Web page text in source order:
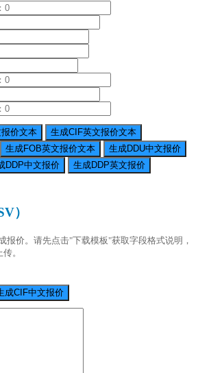
价文本
生成CIF英文报价文本
生成FOB英文报价文本
生成DDU中文报价
DDP中文报价
生成DDP英文报价
）
报价。请先点击"下载模板"获取字段格式说明，
。
成CIF中文报价